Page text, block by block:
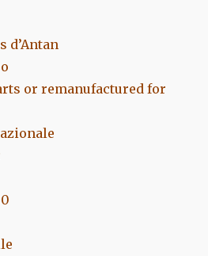
d’Antan
or remanufactured for